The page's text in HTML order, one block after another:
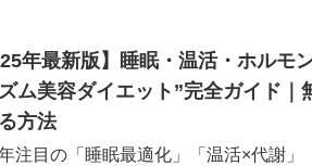
年最新版】睡眠・温活・ホルモ
ム美容ダイエット”完全ガイド｜
方法
注目の「睡眠最適化」「温活×代謝」